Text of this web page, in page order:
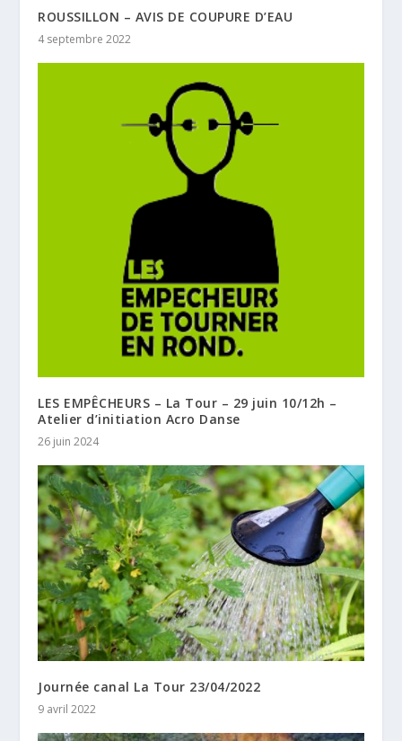
ROUSSILLON – AVIS DE COUPURE D’EAU
4 septembre 2022
LES EMPÊCHEURS – La Tour – 29 juin 10/12h –
Atelier d’initiation Acro Danse
26 juin 2024
Journée canal La Tour 23/04/2022
9 avril 2022